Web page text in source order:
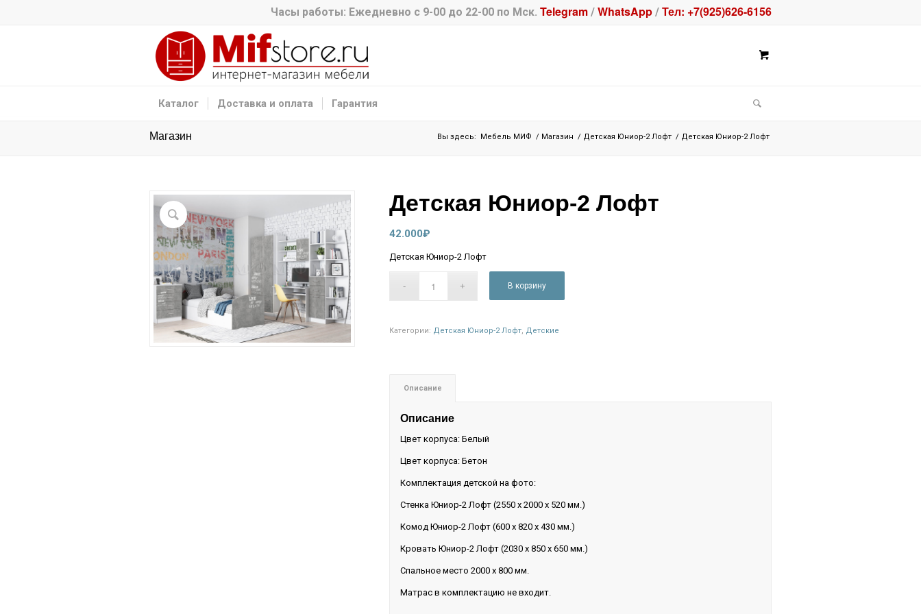
Часы работы: Ежедневно с 9-00 до 22-00 по Мск. Telegram / WhatsApp / Тел: +7(925)626-6156
Каталог Доставка и оплата Гарантия
Магазин Вы здесь: Мебель МИФ / Магазин / Детская Юниор-2 Лофт / Детская Юниор-2 Лофт
Детская Юниор-2 Лофт
42.000₽
Детская Юниор-2 Лофт
В корзину
Категории: Детская Юниор-2 Лофт, Детские
Описание
Описание
Цвет корпуса: Белый
Цвет корпуса: Бетон
Комплектация детской на фото:
Стенка Юниор-2 Лофт (2550 х 2000 х 520 мм.)
Комод Юниор-2 Лофт (600 х 820 х 430 мм.)
Кровать Юниор-2 Лофт (2030 х 850 х 650 мм.)
Спальное место 2000 х 800 мм.
Матрас в комплектацию не входит.